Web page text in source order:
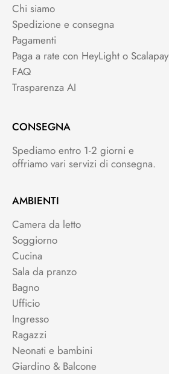
Chi siamo
Spedizione e consegna
Pagamenti
Paga a rate con HeyLight o Scalapay
FAQ
Trasparenza AI
CONSEGNA
Spediamo entro 1-2 giorni e
offriamo vari servizi di consegna.
AMBIENTI
Camera da letto
Soggiorno
Cucina
Sala da pranzo
Bagno
Ufficio
Ingresso
Ragazzi
Neonati e bambini
Giardino & Balcone